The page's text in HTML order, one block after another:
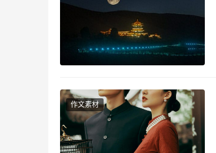
作文素材